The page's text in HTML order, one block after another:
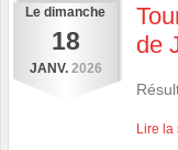
Le dimanche
18
JANV. 2026
de
Lire la